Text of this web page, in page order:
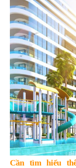
Cần tìm hiểu